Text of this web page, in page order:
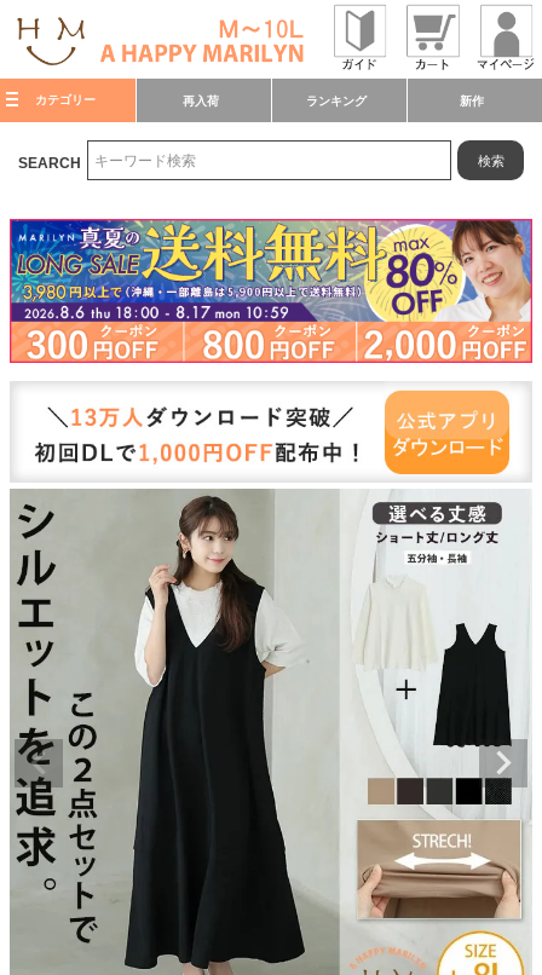
カテゴリー 再入荷 ランキング 新作
SEARCH 検索